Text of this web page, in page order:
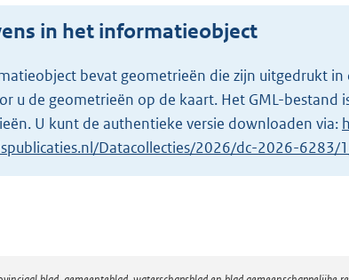
in het informatieobject
bevat geometrieën die zijn uitgedrukt in
u de geometrieën op de kaart. Het GML-bestand
U kunt de authentieke versie downloaden via:
Datacollecties/2026/dc-2026-